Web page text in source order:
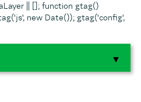
|| []; function gtag()
new Date()); gtag('config',
▼
▼